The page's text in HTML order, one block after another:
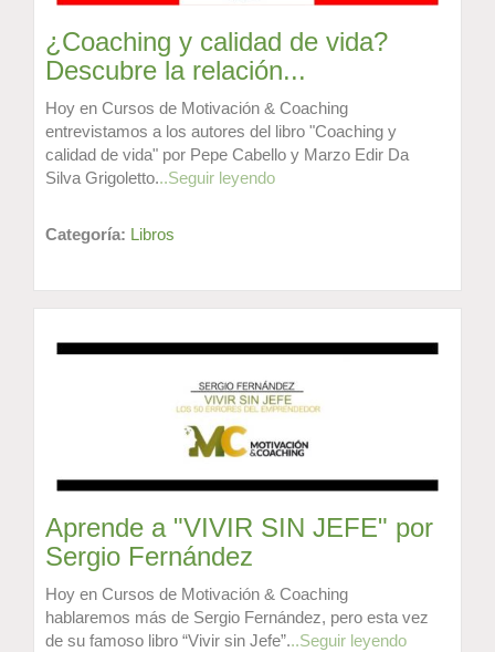
¿Coaching y calidad de vida?
Descubre la relación...
Hoy en Cursos de Motivación & Coaching
entrevistamos a los autores del libro "Coaching y
calidad de vida" por Pepe Cabello y Marzo Edir Da
Silva Grigoletto...Seguir leyendo
Categoría: Libros
Aprende a "VIVIR SIN JEFE" por
Sergio Fernández
Hoy en Cursos de Motivación & Coaching
hablaremos más de Sergio Fernández, pero esta vez
de su famoso libro “Vivir sin Jefe”...Seguir leyendo